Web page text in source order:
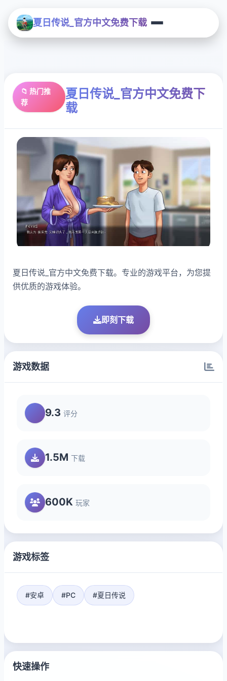
夏日传说_官方中文免费下载
📁 热门推
荐
夏日传说_官方中文免费下
载
夏日传说_官方中文免费下载。专业的游戏平台，为您提
供优质的游戏体验。
即刻下载
游戏数据
9.3 评分
1.5M 下载
600K 玩家
游戏标签
#安卓 #PC #夏日传说
快速操作